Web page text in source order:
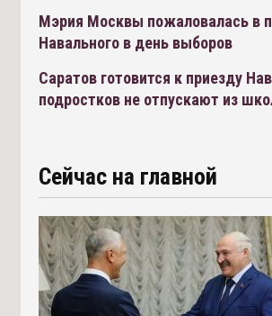
Мэрия Москвы пожаловалась в
Навального в день выборов
Саратов готовится к приезду
подростков не отпускают из
Сейчас на главной